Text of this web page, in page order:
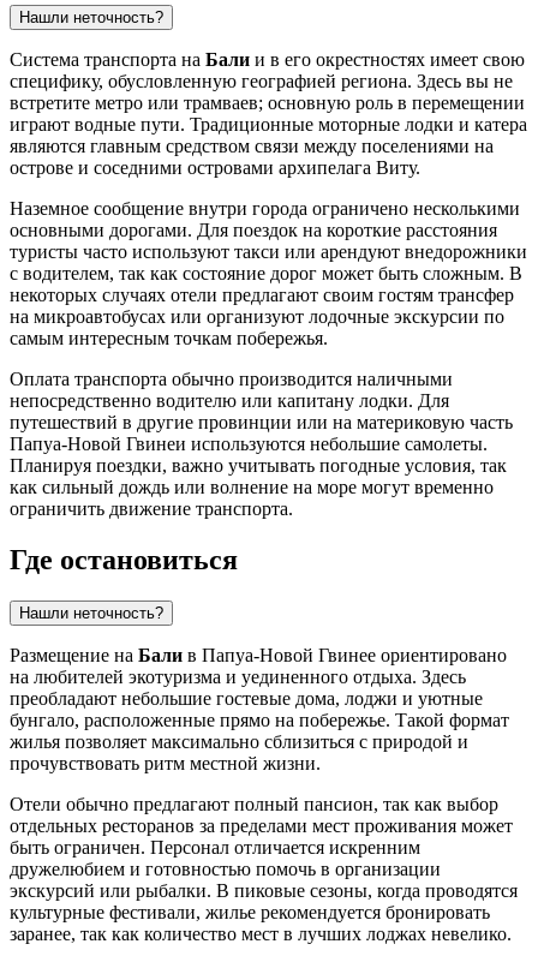
Нашли неточность?
Система транспорта на Бали и в его окрестностях имеет свою
специфику, обусловленную географией региона. Здесь вы не
встретите метро или трамваев; основную роль в перемещении
играют водные пути. Традиционные моторные лодки и катера
являются главным средством связи между поселениями на
острове и соседними островами архипелага Виту.
Наземное сообщение внутри города ограничено несколькими
основными дорогами. Для поездок на короткие расстояния
туристы часто используют такси или арендуют внедорожники
с водителем, так как состояние дорог может быть сложным. В
некоторых случаях отели предлагают своим гостям трансфер
на микроавтобусах или организуют лодочные экскурсии по
самым интересным точкам побережья.
Оплата транспорта обычно производится наличными
непосредственно водителю или капитану лодки. Для
путешествий в другие провинции или на материковую часть
Папуа-Новой Гвинеи используются небольшие самолеты.
Планируя поездки, важно учитывать погодные условия, так
как сильный дождь или волнение на море могут временно
ограничить движение транспорта.
Где остановиться
Нашли неточность?
Размещение на Бали в Папуа-Новой Гвинее ориентировано
на любителей экотуризма и уединенного отдыха. Здесь
преобладают небольшие гостевые дома, лоджи и уютные
бунгало, расположенные прямо на побережье. Такой формат
жилья позволяет максимально сблизиться с природой и
прочувствовать ритм местной жизни.
Отели обычно предлагают полный пансион, так как выбор
отдельных ресторанов за пределами мест проживания может
быть ограничен. Персонал отличается искренним
дружелюбием и готовностью помочь в организации
экскурсий или рыбалки. В пиковые сезоны, когда проводятся
культурные фестивали, жилье рекомендуется бронировать
заранее, так как количество мест в лучших лоджах невелико.